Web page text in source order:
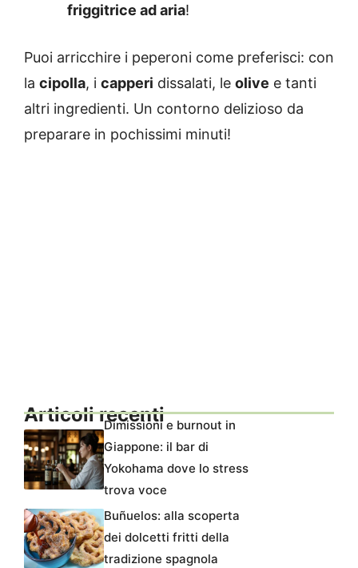
friggitrice ad aria!
Puoi arricchire i peperoni come preferisci: con
la cipolla, i capperi dissalati, le olive e tanti
altri ingredienti. Un contorno delizioso da
preparare in pochissimi minuti!
Articoli recentiDimissioni e burnout in
Giappone: il bar di
Yokohama dove lo stress
trova voce
Buñuelos: alla scoperta
dei dolcetti fritti della
tradizione spagnola